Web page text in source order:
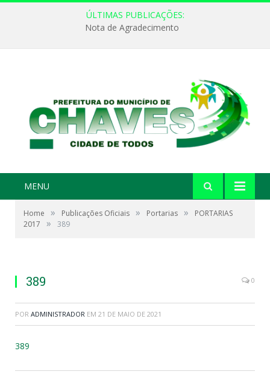
ÚLTIMAS PUBLICAÇÕES:
Nota de Agradecimento
MENU
Home » Publicações Oficiais » Portarias »
PORTARIAS
2017
» 389
389 0
POR ADMINISTRADOR EM 21 DE MAIO DE 2021
389